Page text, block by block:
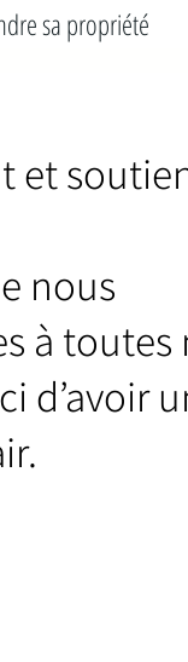
sa propriété
et
nous
à toutes
d’avoir